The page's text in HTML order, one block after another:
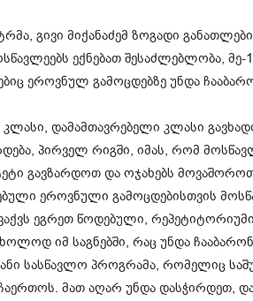
გივი მიქანაძემ ზოგადი
ექნებათ შესაძლებლობა,
ეროვნულ გამოცდებზე უნდა
კლასი, დამამთავრებელი კლასი
პირველ რიგში, იმას, რომ
გავზარდოთ და ოჯახებს
ეროვნული გამოცდებისთვის
ეგრეთ წოდებული,
იმ საგნებში, რაც უნდა
სასწავლო პროგრამა, რომელიც
მათ აღარ უნდა დასჭირდეთ,